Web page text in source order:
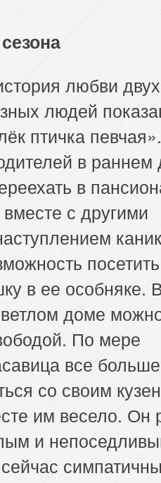
любви двух
людей
птичка
в раннем
в
с другими
посетить
в ее особняке.
доме
По мере
все больше
со своим
им весело. Он
и